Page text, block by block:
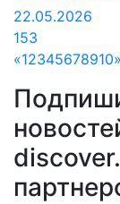
22.05.2026
153
«12345678910»